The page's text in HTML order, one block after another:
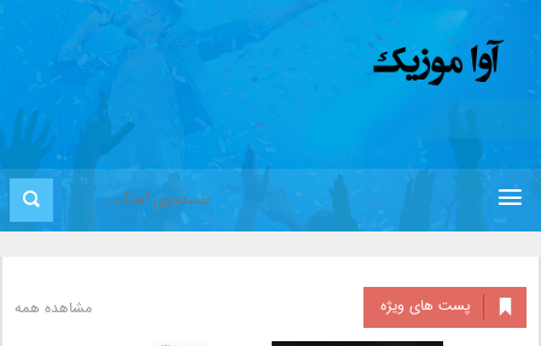
پست های ویژه مشاهده همه